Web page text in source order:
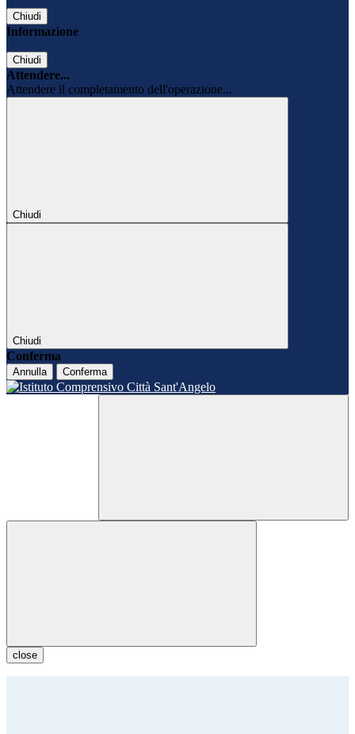
Chiudi
Informazione
Chiudi
Attendere...
Attendere il completamento dell'operazione...
Chiudi
Chiudi
Conferma
Annulla Conferma
close